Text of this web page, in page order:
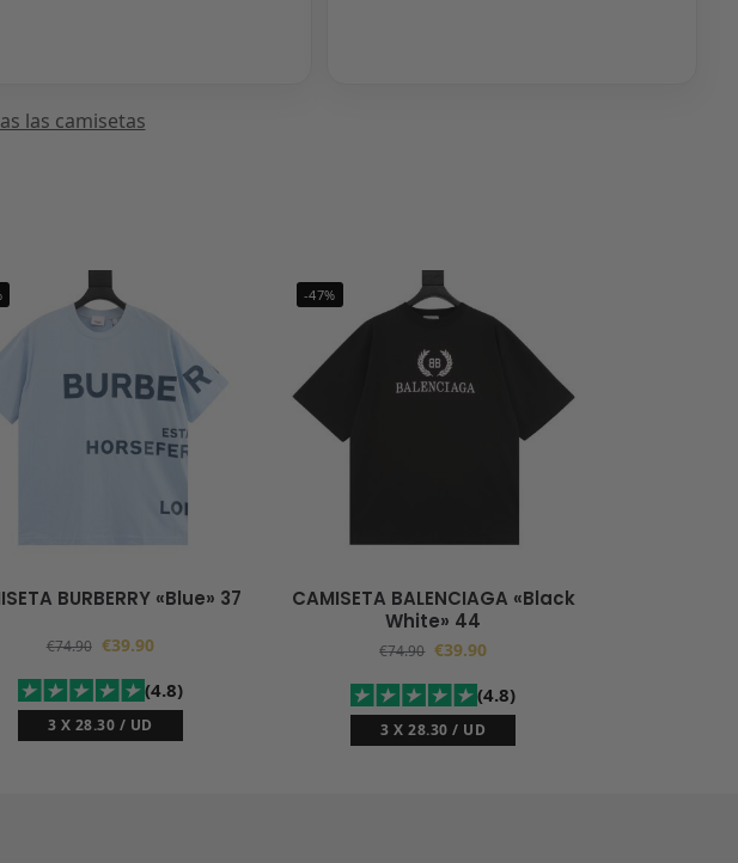
las camisetas
BURBERRY «Blue» 37
€74.90 €39.90
(4.8)
3 X 28.30 / UD
-47%
CAMISETA BALENCIAGA «Black
White» 44
€74.90 €39.90
(4.8)
3 X 28.30 / UD